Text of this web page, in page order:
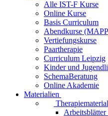
Alle IST-F Kurse
Online Kurse
Basis Curriculum
Abendkurse
Vertiefungskurse
Paartherapie
Curriculum Leipzig
Kinder und
SchemaBeratung
Online Akademie
Materialien